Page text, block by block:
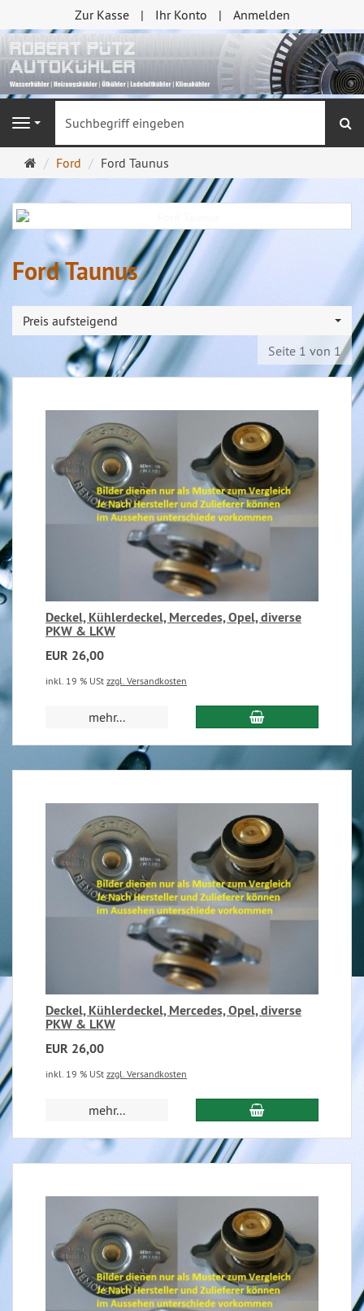
Zur Kasse Ihr Konto Anmelden
Navigation
Startseite
Ford Ford Taunus
Ford Taunus
Preis aufsteigend
Seite 1 von 1
Deckel, Kühlerdeckel, Mercedes, Opel, diverse
PKW & LKW
EUR 26,00
inkl. 19 % USt zzgl. Versandkosten
mehr...
Deckel, Kühlerdeckel, Mercedes, Opel, diverse
PKW & LKW
EUR 26,00
inkl. 19 % USt zzgl. Versandkosten
mehr...